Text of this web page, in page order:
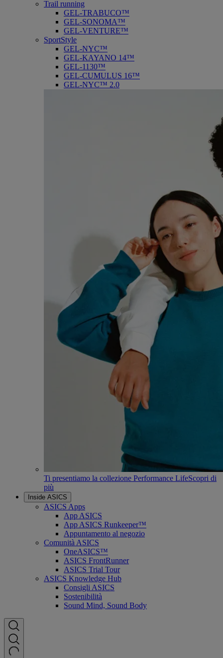
Trail running
GEL-TRABUCO™
GEL-SONOMA™
GEL-VENTURE™
SportStyle
GEL-NYC™
GEL-KAYANO 14™
GEL-1130™
GEL-CUMULUS 16™
GEL-NYC™ 2.0
Ti presentiamo la collezione Performance LifeScopri di
più
Inside ASICS
ASICS Apps
App ASICS
App ASICS Runkeeper™
Appuntamento al negozio
Comunità ASICS
OneASICS™
ASICS FrontRunner
ASICS Trial Tour
ASICS Knowledge Hub
Consigli ASICS
Sostenibilità
Sound Mind, Sound Body